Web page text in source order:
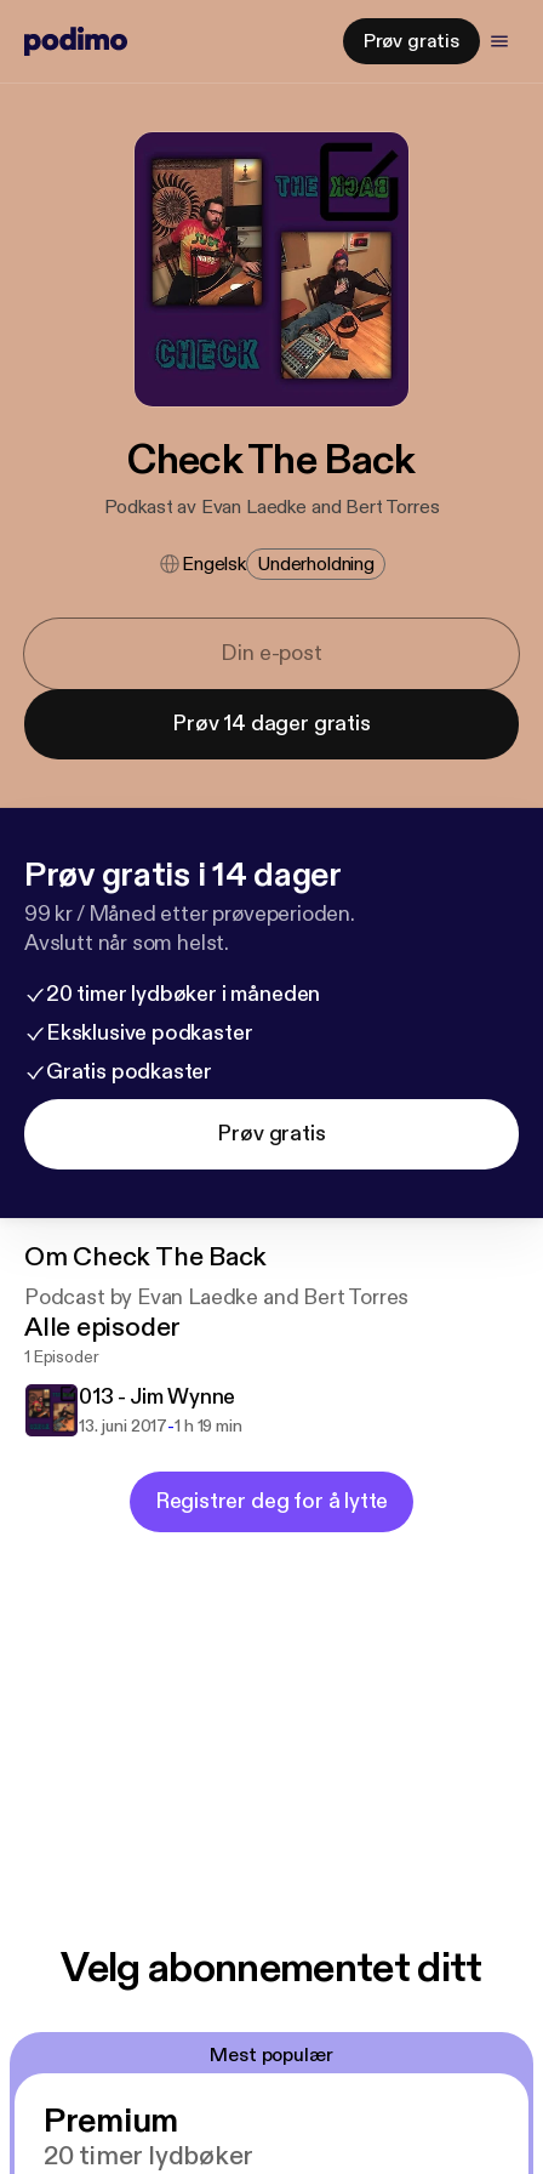
Prøv gratis
Check The Back
Podkast av Evan Laedke and Bert Torres
Engelsk Underholdning
Prøv 14 dager gratis
Prøv gratis i 14 dager
99 kr / Måned etter prøveperioden.
Avslutt når som helst.
20 timer lydbøker i måneden
Eksklusive podkaster
Gratis podkaster
Prøv gratis
Om Check The Back
Podcast by Evan Laedke and Bert Torres
Alle episoder
1 Episoder
013 - Jim Wynne
13. juni 2017-1 h 19 min
Registrer deg for å lytte
Velg abonnementet ditt
Mest populær
Premium
20 timer lydbøker